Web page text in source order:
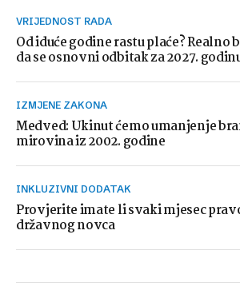
VRIJEDNOST RADA
Od iduće godine rastu plaće?
da se osnovni odbitak za 2027.
IZMJENE ZAKONA
Medved: Ukinut ćemo umanjenje
mirovina iz 2002. godine
INKLUZIVNI DODATAK
Provjerite imate li svaki mjesec
državnog novca